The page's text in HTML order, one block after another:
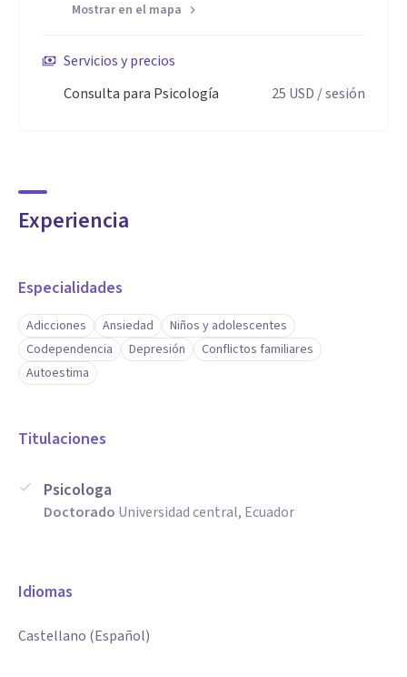
Mostrar en el mapa
Servicios y precios
Consulta para Psicología
25 USD / sesión
Experiencia
Especialidades
Adicciones Ansiedad
Niños y adolescentes
Codependencia
Depresión
Conflictos familiares
Autoestima
Titulaciones
Psicologa
Doctorado Universidad central, Ecuador
Idiomas
Castellano (Español)